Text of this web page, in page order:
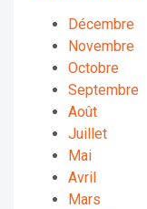
Décembre
Novembre
Octobre
Septembre
Août
Juillet
Mai
Avril
Mars